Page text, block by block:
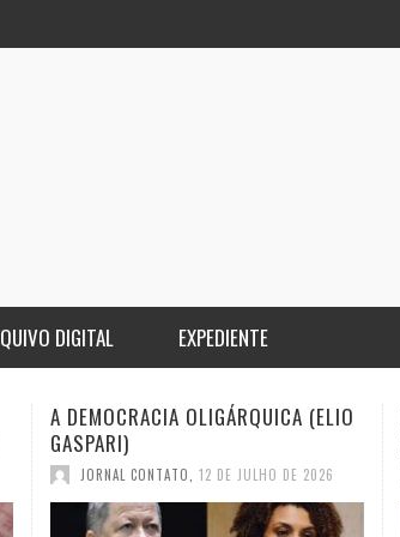
DIGITAL EXPEDIENTE
O LUTO DA COPA E O DESPERTAR DE
2030 (JC SEBE BOM MEIHY)
JORNAL CONTATO 12 DE JULHO DE 2026